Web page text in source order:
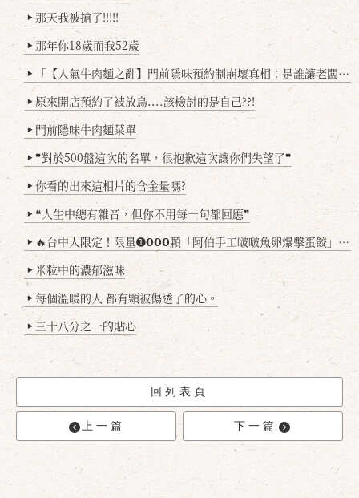
▶ 那天我被搶了!!!!!
▶ 那年你18歲而我52歲
▶ 「【人氣牛肉麵之亂】門前隱味預約制崩壞真相：是誰讓老闆心灰意冷？」
▶ 原來開店預約了被放鳥....該檢討的是自己??!
▶ 門前隱味牛肉麵菜單
▶ ❞對於500盤這次的名單，很抱歉這次讓你們失望了❞
▶ 你看的出來這相片的含金量嗎?
▶ ❝人生中總有雜音，但你不用每一句都回應❞
▶ 🔥台中人限定！限量➊𝟬𝟬𝟬顆「阿伯手工啵啵魚卵爆擊蛋餃」台北已被搶爆2萬顆，最後名額門前隱味只留給你！🥟💥
▶ 米粒中的濃郁滋味
▶ 每個溫暖的人 都有顆被傷透了的心。
▶ 三十八分之一的貼心
回列表頁
上一篇 下一篇